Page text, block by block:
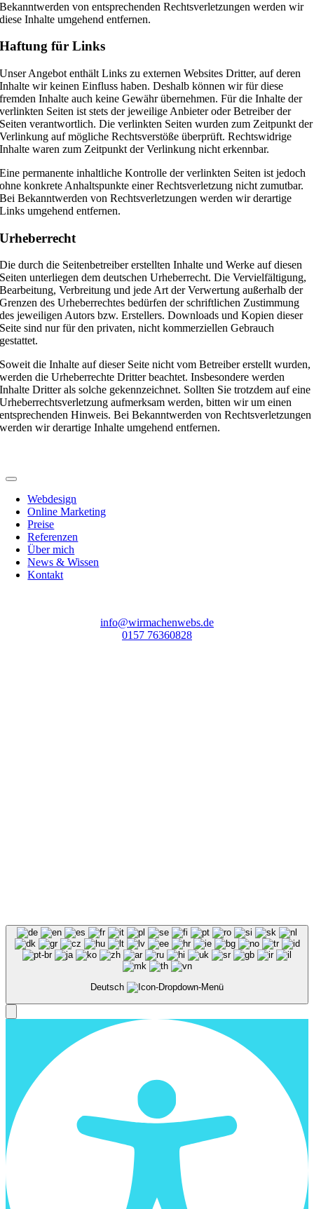
Bekanntwerden von entsprechenden Rechtsverletzungen werden wir
diese Inhalte umgehend entfernen.
Haftung für Links
Unser Angebot enthält Links zu externen Websites Dritter, auf deren
Inhalte wir keinen Einfluss haben. Deshalb können wir für diese
fremden Inhalte auch keine Gewähr übernehmen. Für die Inhalte der
verlinkten Seiten ist stets der jeweilige Anbieter oder Betreiber der
Seiten verantwortlich. Die verlinkten Seiten wurden zum Zeitpunkt der
Verlinkung auf mögliche Rechtsverstöße überprüft. Rechtswidrige
Inhalte waren zum Zeitpunkt der Verlinkung nicht erkennbar.
Eine permanente inhaltliche Kontrolle der verlinkten Seiten ist jedoch
ohne konkrete Anhaltspunkte einer Rechtsverletzung nicht zumutbar.
Bei Bekanntwerden von Rechtsverletzungen werden wir derartige
Links umgehend entfernen.
Urheberrecht
Die durch die Seitenbetreiber erstellten Inhalte und Werke auf diesen
Seiten unterliegen dem deutschen Urheberrecht. Die Vervielfältigung,
Bearbeitung, Verbreitung und jede Art der Verwertung außerhalb der
Grenzen des Urheberrechtes bedürfen der schriftlichen Zustimmung
des jeweiligen Autors bzw. Erstellers. Downloads und Kopien dieser
Seite sind nur für den privaten, nicht kommerziellen Gebrauch
gestattet.
Soweit die Inhalte auf dieser Seite nicht vom Betreiber erstellt wurden,
werden die Urheberrechte Dritter beachtet. Insbesondere werden
Inhalte Dritter als solche gekennzeichnet. Sollten Sie trotzdem auf eine
Urheberrechtsverletzung aufmerksam werden, bitten wir um einen
entsprechenden Hinweis. Bei Bekanntwerden von Rechtsverletzungen
werden wir derartige Inhalte umgehend entfernen.
Webdesign
Online Marketing
Preise
Referenzen
Über mich
News & Wissen
Kontakt
info@wirmachenwebs.de
0157 76360828
Deutsch